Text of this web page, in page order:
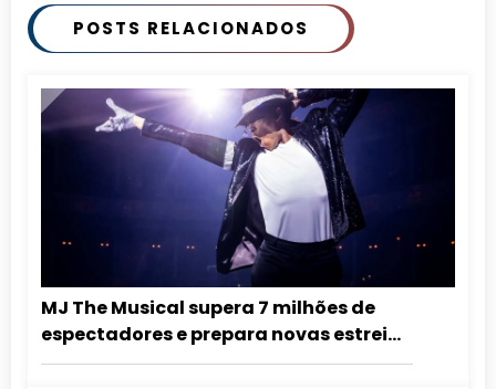
POSTS RELACIONADOS
MJ The Musical supera 7 milhões de
espectadores e prepara novas estreias
internacionais